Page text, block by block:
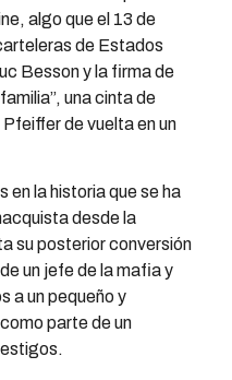
algo que el 13 de
de Estados
Besson y la firma de
una cinta de
de vuelta en un
en la historia que se ha
desde la
su posterior conversión
un jefe de la mafia y
a un pequeño y
parte de un